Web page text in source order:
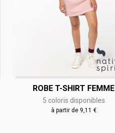
ROBE T-SHIRT FEMME
5 coloris disponibles
à partir de 9,11 €